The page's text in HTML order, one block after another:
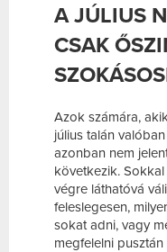
A JÚLIUS
CSAK
Azok számára,
július talán
azonban nem
következik.
végre láthatóvá
feleslegesen,
sokat adni, vagy
megfelelni